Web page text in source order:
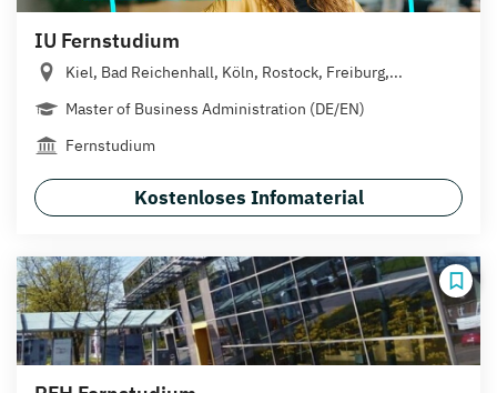
IU Fernstudium
Kiel, Bad Reichenhall, Köln, Rostock, Freiburg,...
Master of Business Administration (DE/EN)
Fernstudium
Kostenloses Infomaterial